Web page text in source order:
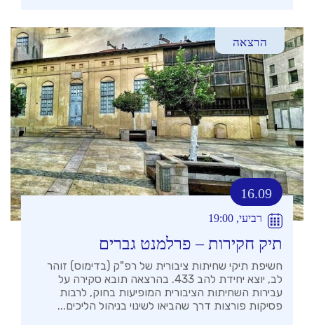
הרצאה
16.09
רביעי, 19:00
תיק חקירות – פרלמנט גברים
חשיפת תיקי שחיתות ציבורית של רפ"ק (בדימוס) זוהר
לב, יוצא יחידת להב 433. בהרצאה תובא סקירה על
עבירות השחיתות הציבורית המופיעות בחוק, לרבות
פסיקות פורצות דרך שהביאו לשינוי בניהול הליכים...